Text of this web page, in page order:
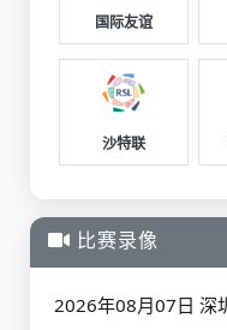
国际友谊
沙特联
比赛录像